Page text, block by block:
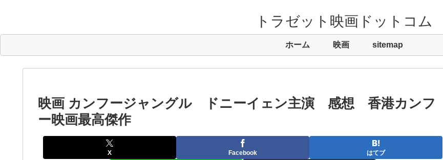
トラゼット映画ドットコム
ホーム 映画 sitemap
映画 カンフージャングル ドニーイェン主演 感想 香港カンフ
ー映画最高傑作
X Facebook はてブ